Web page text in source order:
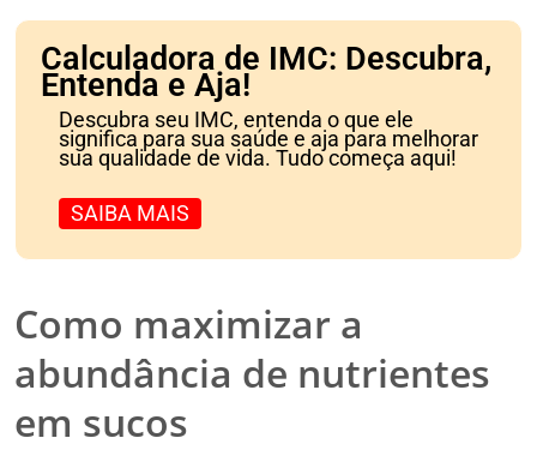
Calculadora de IMC: Descubra,
Entenda e Aja!
Descubra seu IMC, entenda o que ele
significa para sua saúde e aja para melhorar
sua qualidade de vida. Tudo começa aqui!
SAIBA MAIS
Como maximizar a
abundância de nutrientes
em sucos